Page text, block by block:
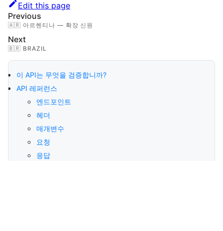
Edit this page
Previous
🇦🇷 아르헨티나 — 확장 신원
Next
🇧🇷 BRAZIL
이 API는 무엇을 검증합니까?
API 레퍼런스
엔드포인트
헤더
매개변수
요청
응답